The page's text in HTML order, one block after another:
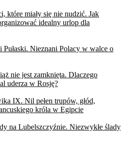
które miały się nie nudzić. Jak
idealny urlop dla
Nieznani Polacy w walce o
nie jest zamknięta. Dlaczego
uderza w Rosję?
IX. Nil pełen trupów, głód,
króla w Egipcie
na Lubelszczyźnie. Niezwykłe ślady